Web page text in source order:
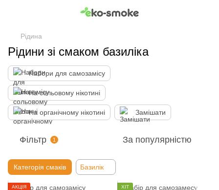
Рідина
Рідини зі смаком базиліка
Набори для самозамісу
На сольовому нікотині
На органічному нікотині Замішати
Фільтр 1 За популярністю
Категорія смаків Базилік
АКЦІЯ ХІТ